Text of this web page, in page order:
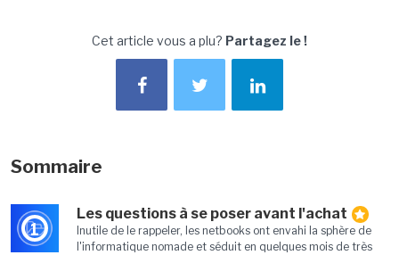
Cet article vous a plu? Partagez le !
Sommaire
1
Les questions à se poser avant l'achat
Inutile de le rappeler, les netbooks ont envahi la sphère de
l'informatique nomade et séduit en quelques mois de très